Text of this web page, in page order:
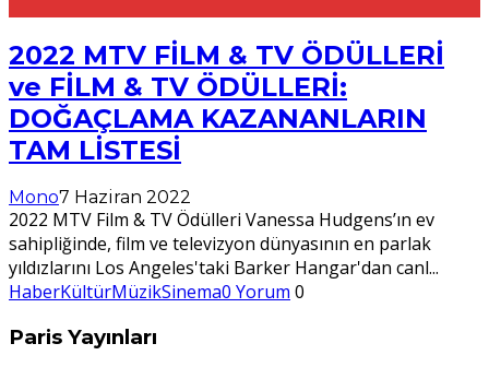
2022 MTV FİLM & TV ÖDÜLLERİ
ve FİLM & TV ÖDÜLLERİ:
DOĞAÇLAMA KAZANANLARIN
TAM LİSTESİ
Mono7 Haziran 2022
2022 MTV Film & TV Ödülleri Vanessa Hudgens’ın ev
sahipliğinde, film ve televizyon dünyasının en parlak
yıldızlarını Los Angeles'taki Barker Hangar'dan canl...
HaberKültürMüzikSinema0 Yorum 0
Paris Yayınları